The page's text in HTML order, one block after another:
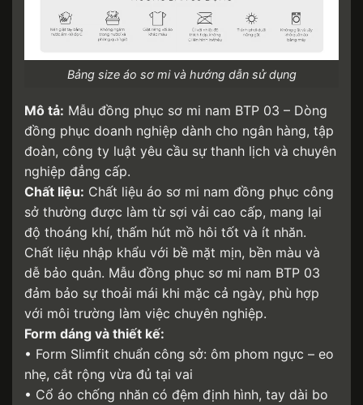
Bảng size áo sơ mi và hướng dẫn sử dụng
Mô tả: Mẫu đồng phục sơ mi nam BTP 03 – Dòng
đồng phục doanh nghiệp dành cho ngân hàng, tập
đoàn, công ty luật yêu cầu sự thanh lịch và chuyên
nghiệp đẳng cấp.
Chất liệu: Chất liệu áo sơ mi nam đồng phục công
sở thường được làm từ sợi vải cao cấp, mang lại
độ thoáng khí, thấm hút mồ hôi tốt và ít nhăn.
Chất liệu nhập khẩu với bề mặt mịn, bền màu và
dễ bảo quản. Mẫu đồng phục sơ mi nam BTP 03
đảm bảo sự thoải mái khi mặc cả ngày, phù hợp
với môi trường làm việc chuyên nghiệp.
Form dáng và thiết kế:
• Form Slimfit chuẩn công sở: ôm phom ngực – eo
nhẹ, cắt rộng vừa đủ tại vai
• Cổ áo chống nhăn có đệm định hình, tay dài bo